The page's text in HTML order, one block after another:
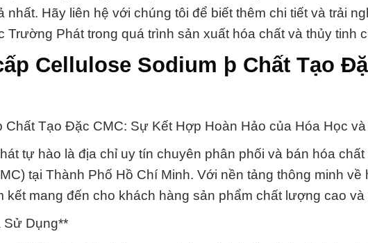
Hãy liên hệ với chúng tôi để biết thêm chi tiết và trải
Phát trong quá trình sản xuất hóa chất và thủy tinh
Cellulose Sodium þ Chất Tạo
Chất Tạo Đặc CMC: Sự Kết Hợp Hoàn Hảo của Hóa Học
tự hào là địa chỉ uy tín chuyên phân phối và bán hóa chất
tại Thành Phố Hồ Chí Minh. Với nền tảng thông minh về
kết mang đến cho khách hàng sản phẩm chất lượng cao và
Sử Dụng**